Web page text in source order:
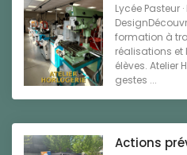
Lycée Pasteur
formation à
réalisations et
élèves. Atelier
gestes ...
Actions